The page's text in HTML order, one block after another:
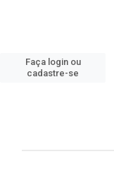
Faça login ou
cadastre-se